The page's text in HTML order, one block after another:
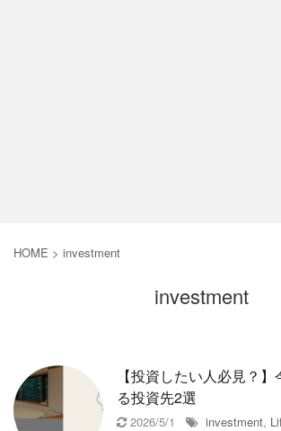
HOME > investment
investment
【投資したい人必見？
る投資先2選
2026/5/1 investment,